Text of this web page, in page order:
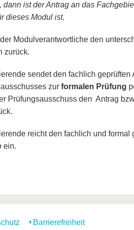
ist der Antrag an das
dieses Modul ist.
Modulverantwortliche den
zurück.
sendet den fachlich geprüften
zur formalen Prüfung
Prüfungsausschuss den Antrag
reicht den fachlich und formal
ein.
Barrierefreiheit